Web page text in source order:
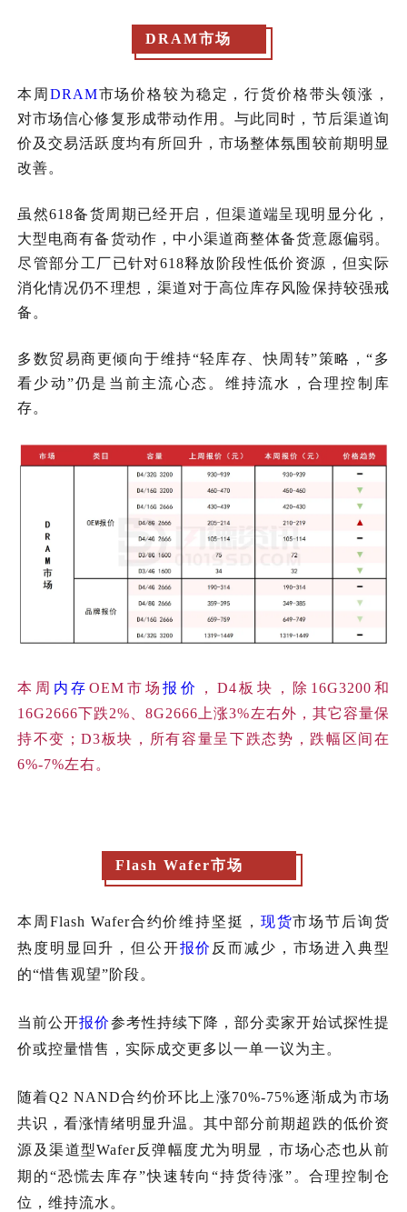
DRAM市场
本周 DRAM市场价格较为稳定，行货价格带头领涨，
对市场信心修复形成带动作用。与此同时，节后渠道询
价及交易活跃度均有所回升，市场整体氛围较前期明显
改善。
虽然618备货周期已经开启，但渠道端呈现明显分化，
大型电商有备货动作，中小渠道商整体备货意愿偏弱。
尽管部分工厂已针对618释放阶段性低价资源，但实际
消化情况仍不理想，渠道对于高位库存风险保持较强戒
备。
多数贸易商更倾向于维持“轻库存、快周转”策略，“多
看少动”仍是当前主流心态。维持流水，合理控制库
存。
本周 内存OEM市场报价
，D4板块，除16G3200和
16G2666下跌2%、8G2666上涨3%左右外，其它容量保
持不变；D3板块，所有容量呈下跌态势，跌幅区间在
6%-7%左右。
Flash Wafer市场
本周 Flash Wafer合约价维持坚挺， 现货市场节后询货
热度明显回升，但公开报价 反而减少，市场进入典型
的“惜售观望”阶段。
当前公开报价参考性持续下降，部分卖家开始试探性提
价或控量惜售，实际成交更多以一单一议为主。
随着Q2 NAND合约价环比上涨70%-75%逐渐成为市场
共识，看涨情绪明显升温。其中部分前期超跌的低价资
源及渠道型Wafer反弹幅度尤为明显，市场心态也从前
期的“恐慌去库存”快速转向“持货待涨”。合理控制仓
位，维持流水。